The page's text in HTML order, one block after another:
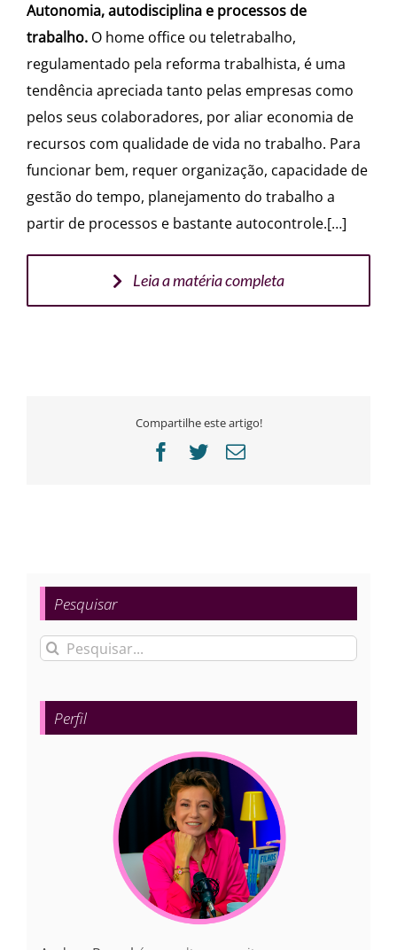
Autonomia, autodisciplina e processos de
trabalho. O home office ou teletrabalho,
regulamentado pela reforma trabalhista, é uma
tendência apreciada tanto pelas empresas como
pelos seus colaboradores, por aliar economia de
recursos com qualidade de vida no trabalho. Para
funcionar bem, requer organização, capacidade de
gestão do tempo, planejamento do trabalho a
partir de processos e bastante autocontrole.[…]
Leia a matéria completa
Compartilhe este artigo!
Facebook
Twitter
E-
Pesquisar
Buscar
para:
Perfil